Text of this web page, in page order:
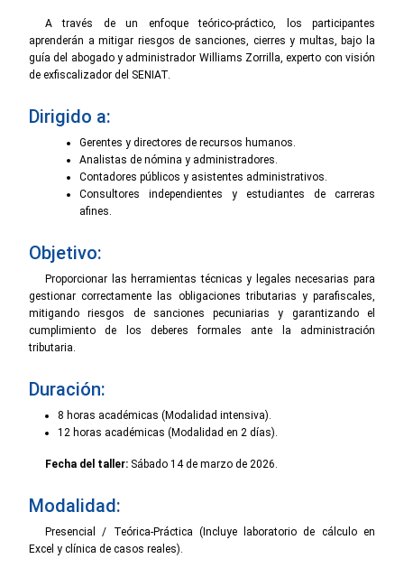
A través de un enfoque teórico-práctico, los participantes
aprenderán a mitigar riesgos de sanciones, cierres y multas, bajo la
guía del abogado y administrador Williams Zorrilla, experto con visión
de exfiscalizador del SENIAT.
Dirigido a:
Gerentes y directores de recursos humanos.
Analistas de nómina y administradores.
Contadores públicos y asistentes administrativos.
Consultores independientes y estudiantes de carreras
afines.
Objetivo:
Proporcionar las herramientas técnicas y legales necesarias para
gestionar correctamente las obligaciones tributarias y parafiscales,
mitigando riesgos de sanciones pecuniarias y garantizando el
cumplimiento de los deberes formales ante la administración
tributaria.
Duración:
8 horas académicas (Modalidad intensiva).
12 horas académicas (Modalidad en 2 días).
Fecha del taller: Sábado 14 de marzo de 2026.
Modalidad:
Presencial / Teórica-Práctica (Incluye laboratorio de cálculo en
Excel y clínica de casos reales).